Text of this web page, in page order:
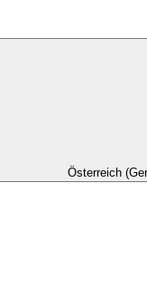
Österreich